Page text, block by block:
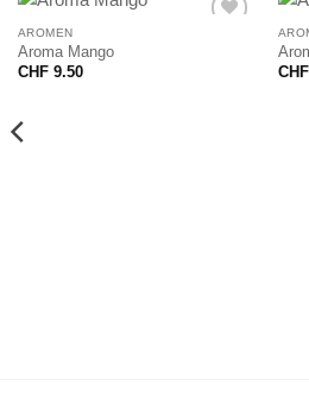
AROMEN
Aroma Mango
CHF9.50
CHF